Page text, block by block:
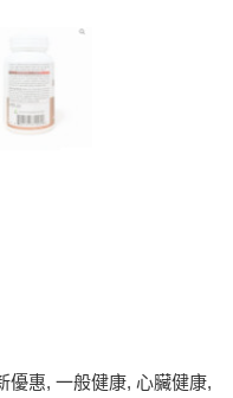
優惠, 一般健康, 心臟健康,